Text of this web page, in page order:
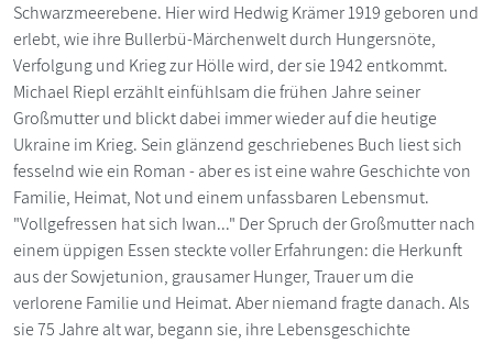
Schwarzmeerebene. Hier wird Hedwig Krämer 1919 geboren und
erlebt, wie ihre Bullerbü-Märchenwelt durch Hungersnöte,
Verfolgung und Krieg zur Hölle wird, der sie 1942 entkommt.
Michael Riepl erzählt einfühlsam die frühen Jahre seiner
Großmutter und blickt dabei immer wieder auf die heutige
Ukraine im Krieg. Sein glänzend geschriebenes Buch liest sich
fesselnd wie ein Roman - aber es ist eine wahre Geschichte von
Familie, Heimat, Not und einem unfassbaren Lebensmut.
"Vollgefressen hat sich Iwan..." Der Spruch der Großmutter nach
einem üppigen Essen steckte voller Erfahrungen: die Herkunft
aus der Sowjetunion, grausamer Hunger, Trauer um die
verlorene Familie und Heimat. Aber niemand fragte danach. Als
sie 75 Jahre alt war, begann sie, ihre Lebensgeschichte